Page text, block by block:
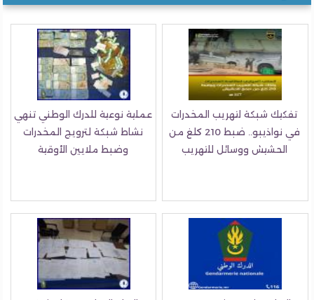
شبكة لتهريب المخدرات
في نواذيبو.. ضبط 210 كلغ من
الحشيش ووسائل للتهريب
عملية نوعية للدرك الوطني تنهي
نشاط شبكة لترويج المخدرات
وضبط ملايين الأوقية